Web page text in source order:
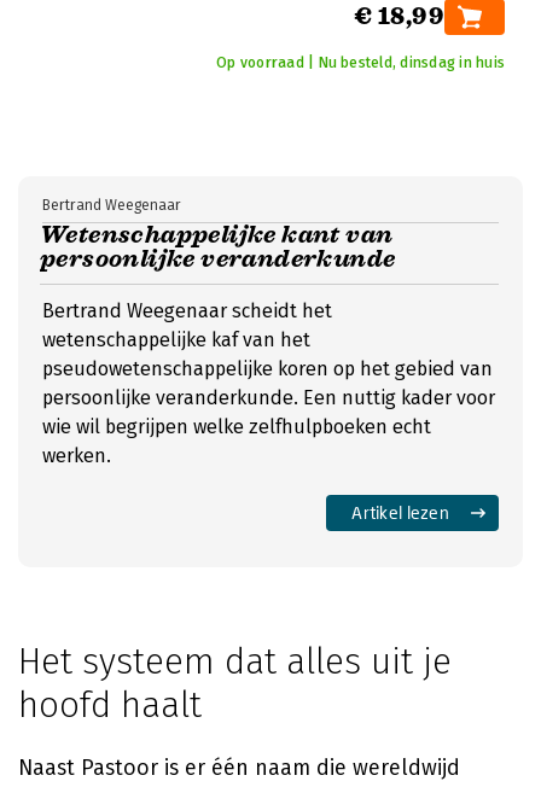
€ 18,99
Op voorraad | Nu besteld, dinsdag in huis
Wetenschappelijke kant van
persoonlijke veranderkunde
Bertrand Weegenaar
Bertrand Weegenaar scheidt het
wetenschappelijke kaf van het
pseudowetenschappelijke koren op het gebied van
persoonlijke veranderkunde. Een nuttig kader voor
wie wil begrijpen welke zelfhulpboeken echt
werken.
Artikel lezen
Het systeem dat alles uit je
hoofd haalt
Naast Pastoor is er één naam die wereldwijd